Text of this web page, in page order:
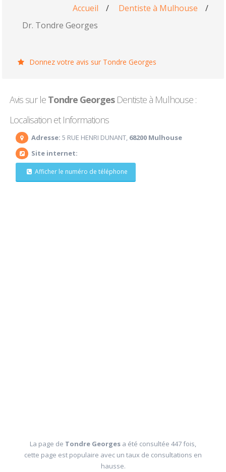
Accueil / Dentiste à Mulhouse
/
Dr. Tondre Georges
Donnez votre avis sur Tondre Georges
Avis sur le Tondre GeorgesDentiste à Mulhouse :
Localisation et Informations
Adresse: 5 RUE HENRI DUNANT, 68200 Mulhouse
Site internet:
Afficher le numéro de téléphone
La page de Tondre Georges a été consultée 447 fois,
cette page est populaire avec un taux de consultations en
hausse.